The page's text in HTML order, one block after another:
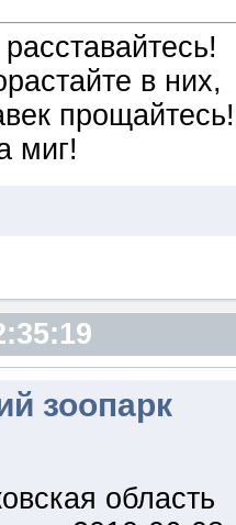
в них,
прощайтесь!
миг!
зоопарк
область